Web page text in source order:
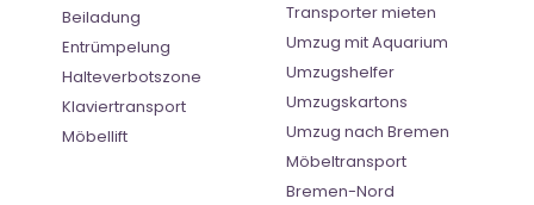
Beiladung
Entrümpelung
Halteverbotszone
Klaviertransport
Möbellift
Transporter mieten
Umzug mit Aquarium
Umzugshelfer
Umzugskartons
Umzug nach Bremen
Möbeltransport
Bremen-Nord